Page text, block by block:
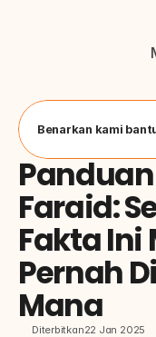
Benarkan kami
Faraid:
Fakta Ini
Pernah
Mana
Diterbitkan22 Jan 2025